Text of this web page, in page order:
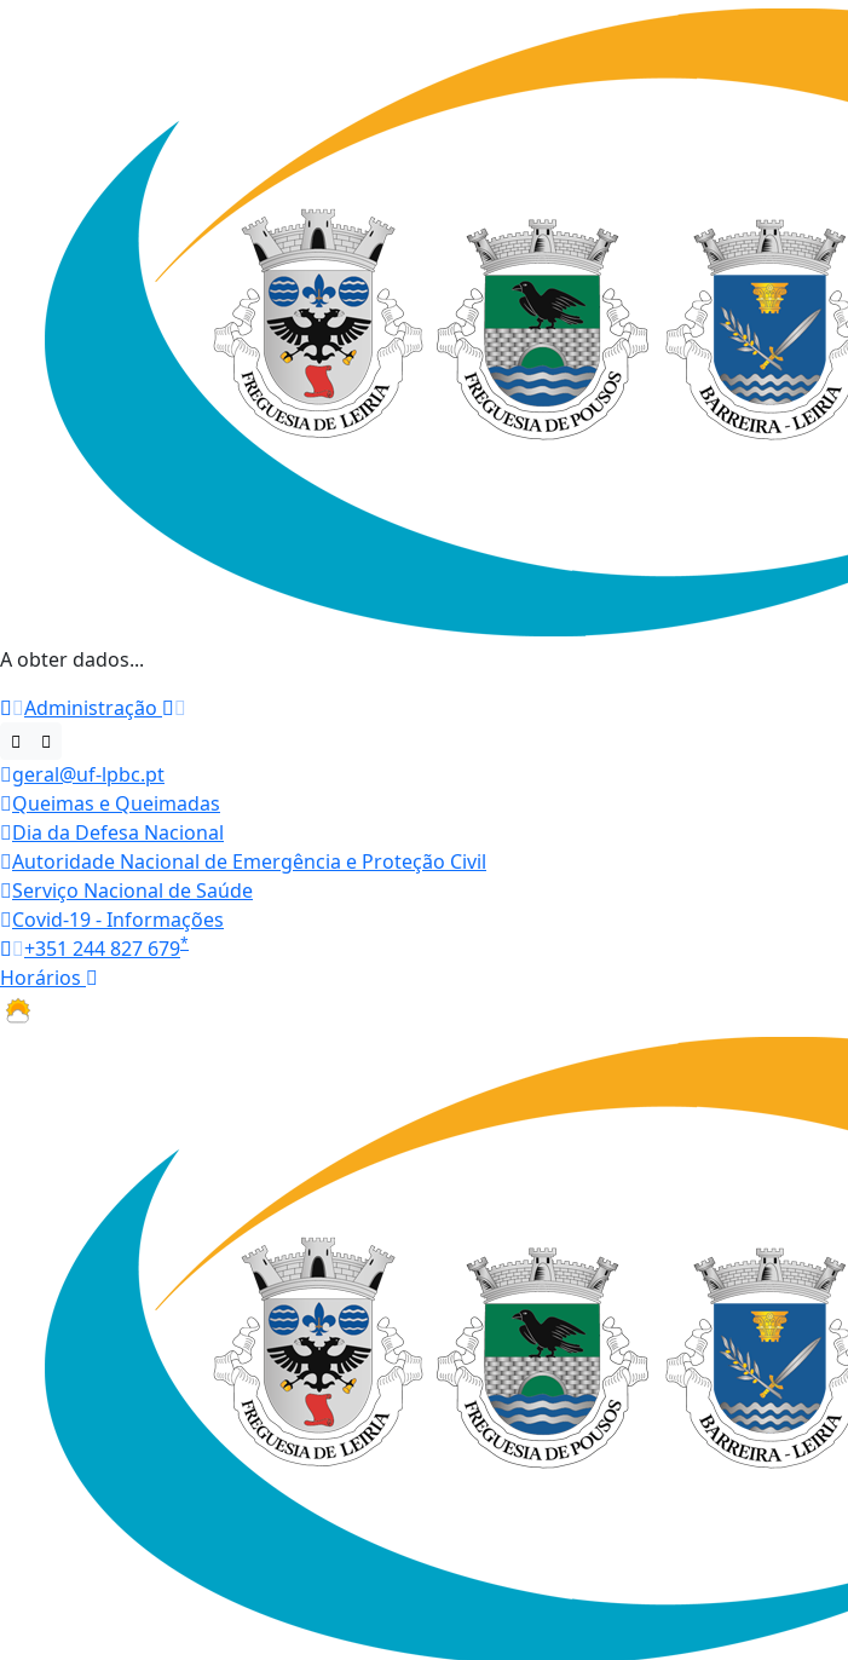
A obter dados...
Administração
geral@uf-lpbc.pt
Queimas e Queimadas
Dia da Defesa Nacional
Autoridade Nacional de Emergência e Proteção Civil
Serviço Nacional de Saúde
Covid-19 - Informações
+351 244 827 679*
Horários